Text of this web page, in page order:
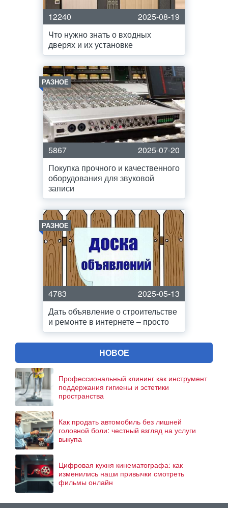
12240
2025-08-19
Что нужно знать о входных
дверях и их установке
РАЗНОЕ
5867
2025-07-20
Покупка прочного и качественного
оборудования для звуковой
записи
РАЗНОЕ
4783
2025-05-13
Дать объявление о строительстве
и ремонте в интернете – просто
НОВОЕ
Профессиональный клининг как инструмент
поддержания гигиены и эстетики
пространства
Как продать автомобиль без лишней
головной боли: честный взгляд на услуги
выкупа
Цифровая кухня кинематографа: как
изменились наши привычки смотреть
фильмы онлайн